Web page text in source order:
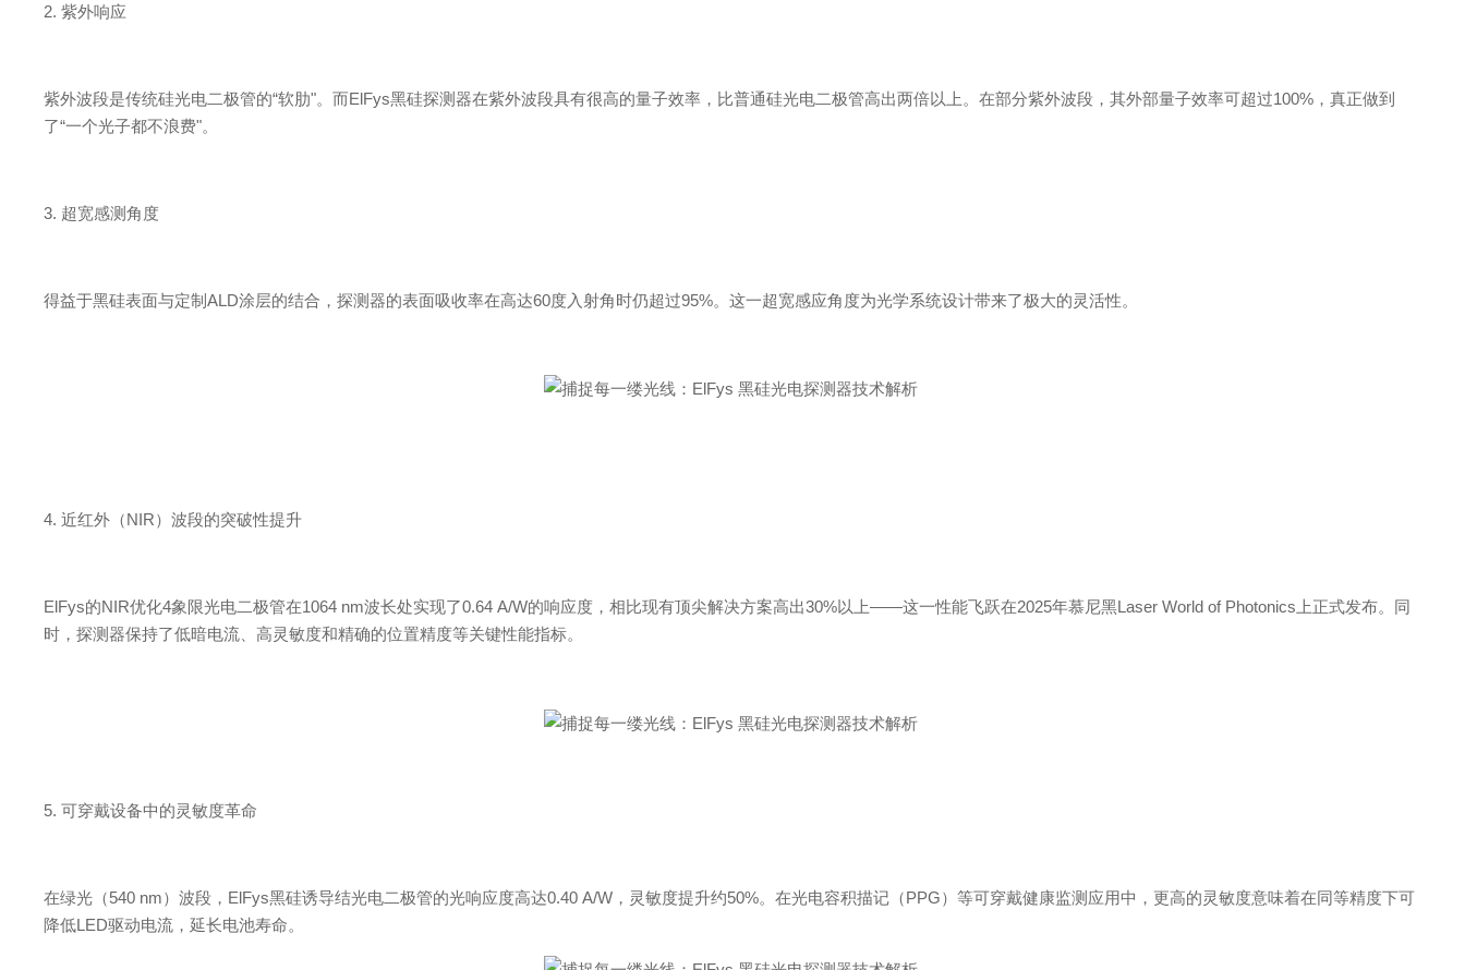
2. 紫外响应
紫外波段是传统硅光电二极管的“软肋"。而ElFys黑硅探测器在紫外波段具有很高的量子效率，比普通硅光电二极管高出两倍以上。在部分紫外波段，其外部量子效率可超过100% ，真正做到
了“一个光子都不浪费"。
3. 超宽感测角度
得益于黑硅表面与定制AL D涂层的结合，探测器的表面吸收率在高达60度入射角时仍超过95%。这一超宽感应角度为光学系统设计带来了极大的灵活性。
4. 近红外 （NIR）波段的突破性提升
ElFys的NIR优化4象限光电二极管在1064 nm波长处实现了0.64 A/W的响应度，相比现有顶尖解决方案高出30%以 上——这一性能飞跃在2025年慕尼黑Laser World of Photonics 上正式发布。同
时，探测器保持了低暗电流、高灵敏度和精确的位置精度等关键性能指标。
5. 可穿戴设备中的灵敏度革命
在绿光 （540 nm）波段 ， ElFys黑硅诱导结光电二极管的光响应度高达0.40 A/W ，灵敏度提升约50%。在光电容积描记 （PPG）等可穿戴健康监测应用中，更高的灵敏度意味着在同等精度下可
降低LED驱动电流，延长电池寿命。